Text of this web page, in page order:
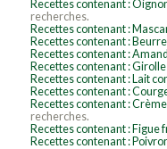
Recettes contenant :
recherches.
Recettes contenant :
Recettes contenant :
Recettes contenant :
Recettes contenant :
Recettes contenant : Lait
Recettes contenant :
Recettes contenant :
recherches.
Recettes contenant : Figue
Recettes contenant :